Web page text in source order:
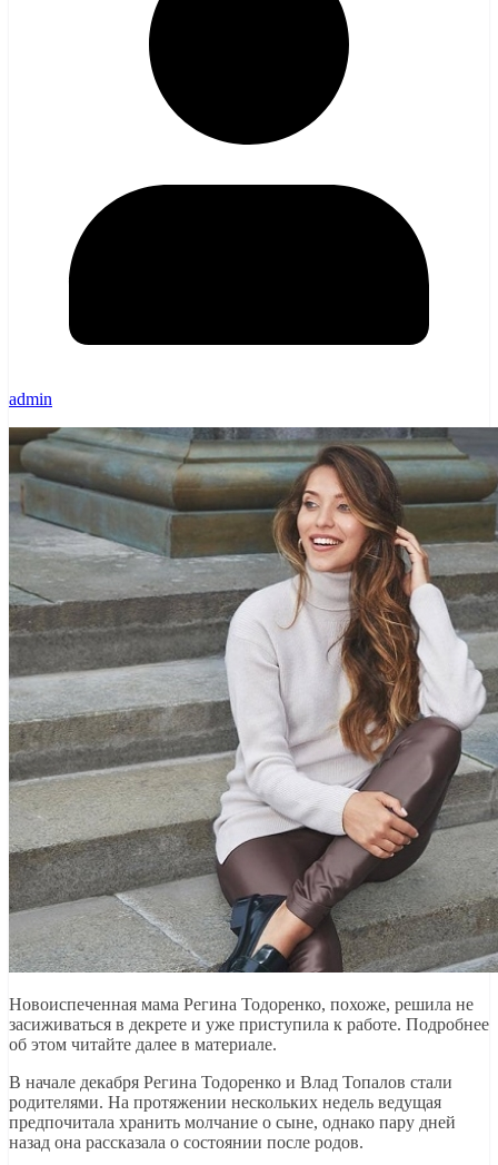
admin
Новоиспеченная мама Регина Тодоренко, похоже, решила не
засиживаться в декрете и уже приступила к работе. Подробнее
об этом читайте далее в материале.
В начале декабря Регина Тодоренко и Влад Топалов стали
родителями. На протяжении нескольких недель ведущая
предпочитала хранить молчание о сыне, однако пару дней
назад она рассказала о состоянии после родов.